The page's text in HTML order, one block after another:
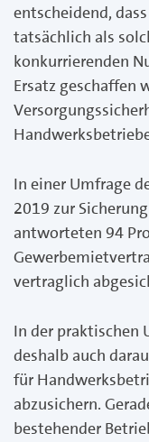
entscheidend,
tatsächlich als
konkurrierenden
Ersatz geschaffen
In einer Umfrage
2019 zur
antworteten 94
vertraglich
In der praktischen
deshalb auch
für
abzusichern.
bestehender